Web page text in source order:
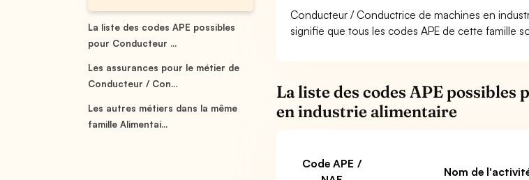
La liste des codes APE possibles
pour Conducteur ...
Les assurances pour le métier de
Conducteur / Con...
Les autres métiers dans la même
famille Alimentai...
Conducteur / Conductrice de machines en
signifie que tous les codes APE de cette famille
La liste des codes APE
en industrie alimentaire
Code APE /
Nom de